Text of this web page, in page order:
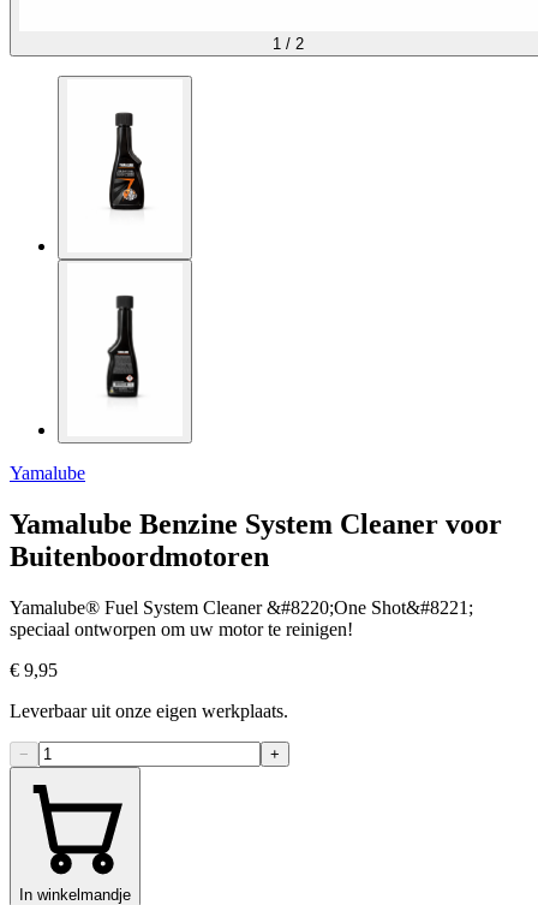
1 / 2
Yamalube
Yamalube Benzine System Cleaner voor
Buitenboordmotoren
Yamalube® Fuel System Cleaner &#8220;One Shot&#8221;
speciaal ontworpen om uw motor te reinigen!
€ 9,95
Leverbaar uit onze eigen werkplaats.
− +
In winkelmandje